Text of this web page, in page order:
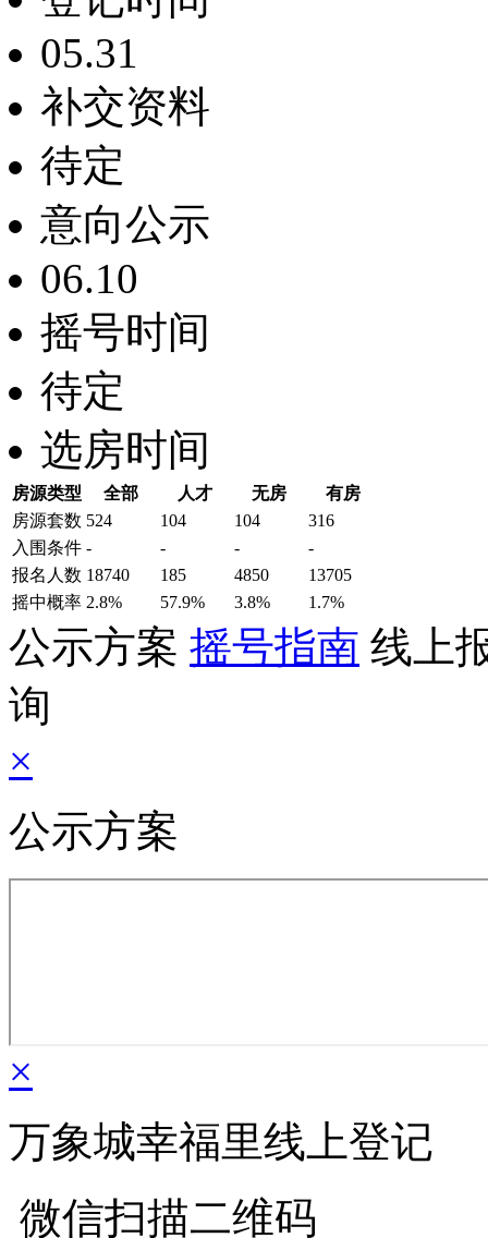
05.31
补交资料
待定
意向公示
06.10
摇号时间
待定
选房时间
房源类型 全部 人才 无房
有房
房源套数 524 104 104
316
入围条件 - - -
-
报名 人数 18740 185 4850
13705
摇中概率 2.8% 57.9% 3.8% 1.7%
公示方案 摇号指南 线上
询
×
公示方案
×
万象城幸福里线上登记
微信扫描二维码